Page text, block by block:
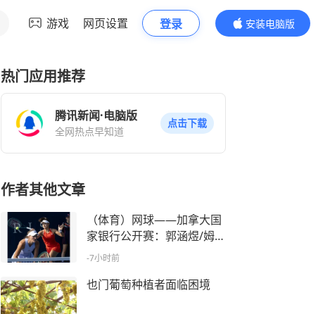
游戏 网页设置 登录
安装电脑版
内容更精彩
热门应用推荐
腾讯新闻·电脑版
全网热点早知道
点击下载
作者其他文章
（体育）网球——加拿大国
家银行公开赛：郭涵煜/姆拉
德诺维奇止步女双首轮
-7小时前
也门葡萄种植者面临困境